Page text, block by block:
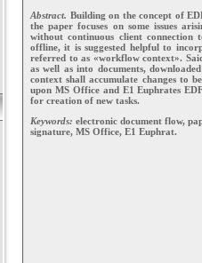
Abstract. Building on the concept of
the paper focuses on some issues
without continuous client
offline, it is suggested helpful to
referred to as «workflow context».
as well as into documents,
context shall accumulate changes to
upon MS Office and E1 Euphrates
for creation of new tasks.
Keywords: electronic document flow,
signature, MS Office, E1 Euphrat.